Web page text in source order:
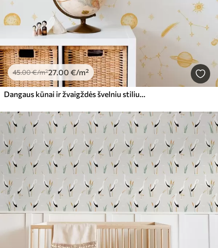
45.00€/m²27.00 €/m²
Dangaus kūnai ir žvaigždės švelniu stiliumi